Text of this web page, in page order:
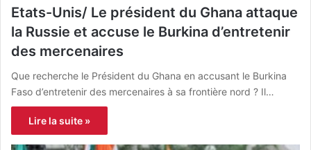
Etats-Unis/ Le président du Ghana attaque
la Russie et accuse le Burkina d’entretenir
des mercenaires
Que recherche le Président du Ghana en accusant le Burkina
Faso d’entretenir des mercenaires à sa frontière nord ? Il…
Lire la suite »